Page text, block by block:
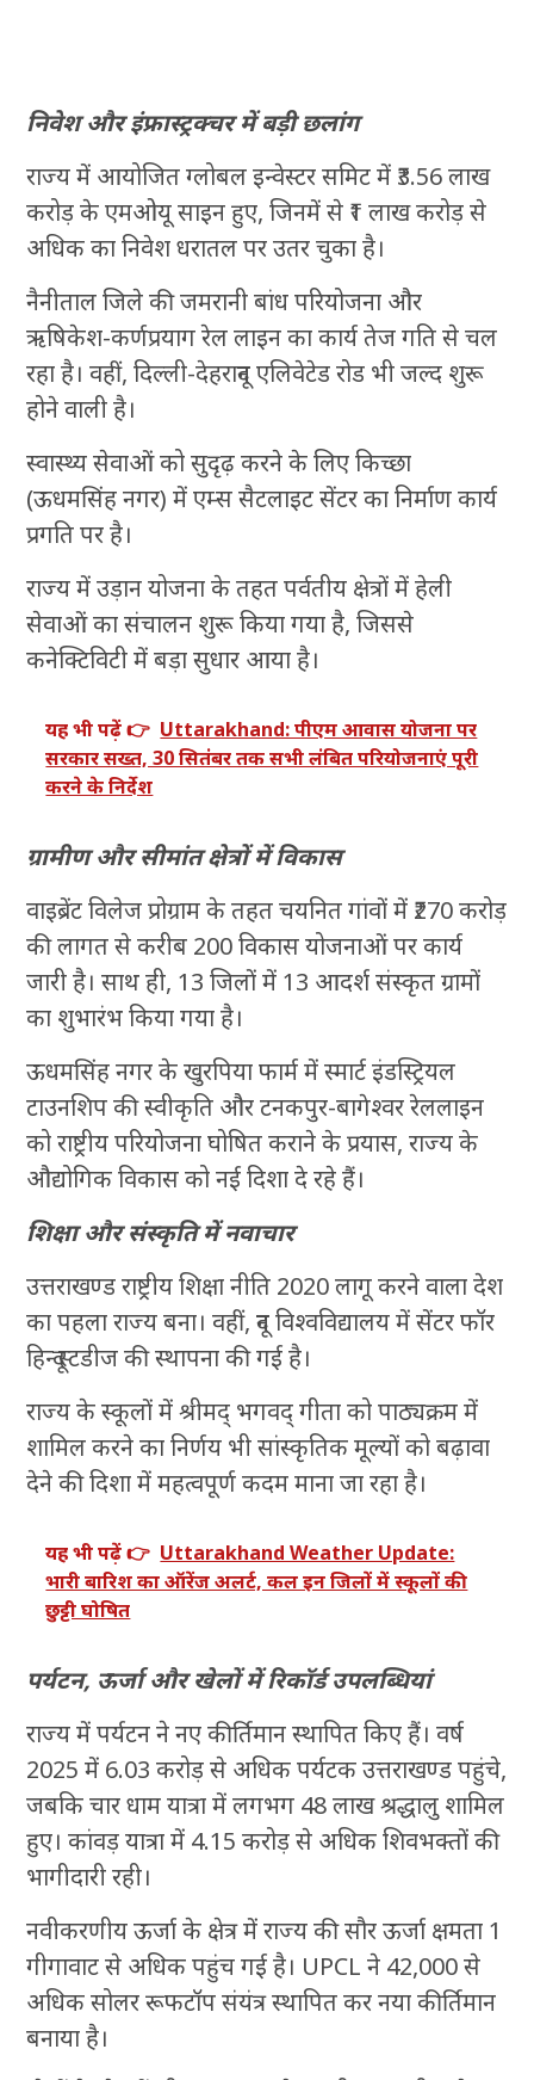
निवेश और इंफ्रास्ट्रक्चर में बड़ी छलांग
राज्य में आयोजित ग्लोबल इन्वेस्टर समिट में ₹3.56 लाख
करोड़ के एमओयू साइन हुए, जिनमें से ₹1 लाख करोड़ से
अधिक का निवेश धरातल पर उतर चुका है।
नैनीताल जिले की जमरानी बांध परियोजना और
ऋषिकेश-कर्णप्रयाग रेल लाइन का कार्य तेज गति से चल
रहा है। वहीं, दिल्ली-देहरादून एलिवेटेड रोड भी जल्द शुरू
होने वाली है।
स्वास्थ्य सेवाओं को सुदृढ़ करने के लिए किच्छा
(ऊधमसिंह नगर) में एम्स सैटलाइट सेंटर का निर्माण कार्य
प्रगति पर है।
राज्य में उड़ान योजना के तहत पर्वतीय क्षेत्रों में हेली
सेवाओं का संचालन शुरू किया गया है, जिससे
कनेक्टिविटी में बड़ा सुधार आया है।
यह भी पढ़ें 👉 Uttarakhand: पीएम आवास योजना पर
सरकार सख्त, 30 सितंबर तक सभी लंबित परियोजनाएं पूरी
करने के निर्देश
ग्रामीण और सीमांत क्षेत्रों में विकास
वाइब्रेंट विलेज प्रोग्राम के तहत चयनित गांवों में ₹270 करोड़
की लागत से करीब 200 विकास योजनाओं पर कार्य
जारी है। साथ ही, 13 जिलों में 13 आदर्श संस्कृत ग्रामों
का शुभारंभ किया गया है।
ऊधमसिंह नगर के खुरपिया फार्म में स्मार्ट इंडस्ट्रियल
टाउनशिप की स्वीकृति और टनकपुर-बागेश्वर रेललाइन
को राष्ट्रीय परियोजना घोषित कराने के प्रयास, राज्य के
औद्योगिक विकास को नई दिशा दे रहे हैं।
शिक्षा और संस्कृति में नवाचार
उत्तराखण्ड राष्ट्रीय शिक्षा नीति 2020 लागू करने वाला देश
का पहला राज्य बना। वहीं, दून विश्वविद्यालय में सेंटर फॉर
हिन्दू स्टडीज की स्थापना की गई है।
राज्य के स्कूलों में श्रीमद् भगवद् गीता को पाठ्यक्रम में
शामिल करने का निर्णय भी सांस्कृतिक मूल्यों को बढ़ावा
देने की दिशा में महत्वपूर्ण कदम माना जा रहा है।
यह भी पढ़ें 👉 Uttarakhand Weather Update:
भारी बारिश का ऑरेंज अलर्ट, कल इन जिलों में स्कूलों की
छुट्टी घोषित
पर्यटन, ऊर्जा और खेलों में रिकॉर्ड उपलब्धियां
राज्य में पर्यटन ने नए कीर्तिमान स्थापित किए हैं। वर्ष
2025 में 6.03 करोड़ से अधिक पर्यटक उत्तराखण्ड पहुंचे,
जबकि चार धाम यात्रा में लगभग 48 लाख श्रद्धालु शामिल
हुए। कांवड़ यात्रा में 4.15 करोड़ से अधिक शिवभक्तों की
भागीदारी रही।
नवीकरणीय ऊर्जा के क्षेत्र में राज्य की सौर ऊर्जा क्षमता 1
गीगावाट से अधिक पहुंच गई है। UPCL ने 42,000 से
अधिक सोलर रूफटॉप संयंत्र स्थापित कर नया कीर्तिमान
बनाया है।